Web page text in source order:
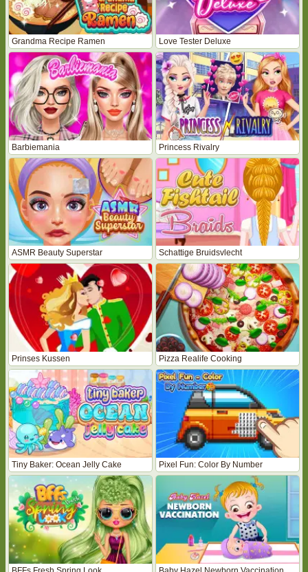
Grandma Recipe Ramen Love Tester Deluxe
Barbiemania Princess Rivalry
ASMR Beauty Superstar Schattige Bruidsvlecht
Prinses Kussen Pizza Realife Cooking
Tiny Baker: Ocean Jelly Cake Pixel Fun: Color By Number